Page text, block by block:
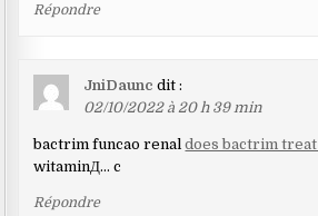
Répondre
JniDaunc dit :
02/10/2022 à 20 h 39 min
bactrim funcao renaldoes bactrim
witaminД… c
Répondre